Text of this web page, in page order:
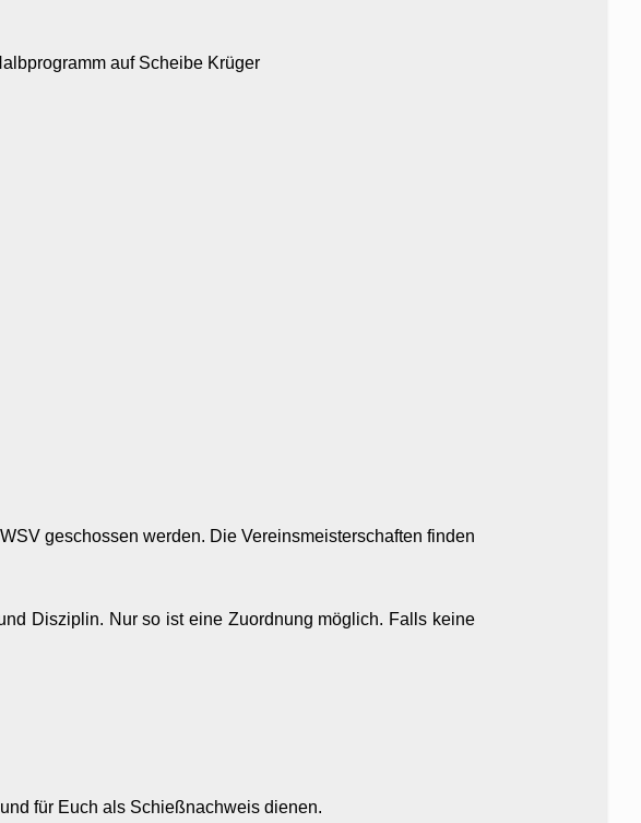
auf Scheibe Krüger
geschossen werden. Die Vereinsmeisterschaften finden
Disziplin. Nur so ist eine Zuordnung möglich. Falls keine
für Euch als Schießnachweis dienen.